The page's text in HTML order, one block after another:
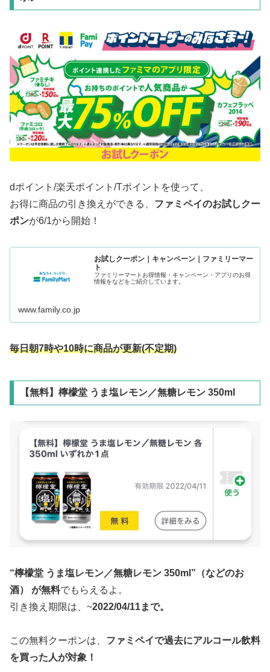
dポイント/楽天ポイント/Tポイントを使って、
お得に商品の引き換えができる、 ファミペイのお試しクー
ポンが6/1から開始！
お試しクーポン｜キャンペーン｜ファミリーマー
ト
ファミリーマートお得情報・キャンペーン・アプリのお得
情報をなどをご紹介しています。
www.family.co.jp
毎日朝7時や10時に商品が更新(不定期)
【無料】檸檬堂 うま塩レモン／無糖レモン 350ml
“檸檬堂 うま塩レモン／無糖レモン 350ml”（などのお
酒） が無料でもらえるよ。
引き換え期限は、~2022/04/11まで。
この無料クーポンは、 ファミペイで過去にアルコール飲料
を買った人が対象！